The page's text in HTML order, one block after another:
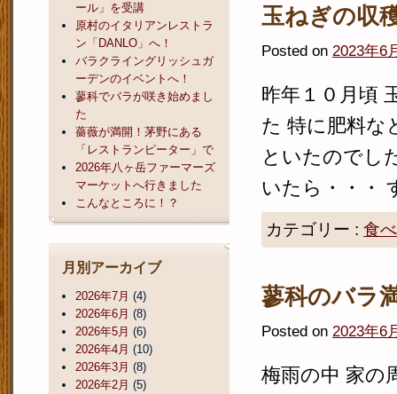
玉ねぎの収
Posted on 2023年6
昨年１０月頃
た 特に肥料な
といたのでし
いたら・・・
カテゴリー : 食
蓼科のバラ
Posted on 2023年6
梅雨の中 家の
ール」を受講
原村のイタリアンレストラ
ン「DANLO」へ！
バラクライングリッシュガ
ーデンのイベントへ！
蓼科でバラが咲き始めまし
た
薔薇が満開！茅野にある
「レストランピーター」で
2026年八ヶ岳ファーマーズ
マーケットへ行きました
こんなところに！？
月別アーカイブ
2026年7月 (4)
2026年6月 (8)
2026年5月 (6)
2026年4月 (10)
2026年3月 (8)
2026年2月 (5)